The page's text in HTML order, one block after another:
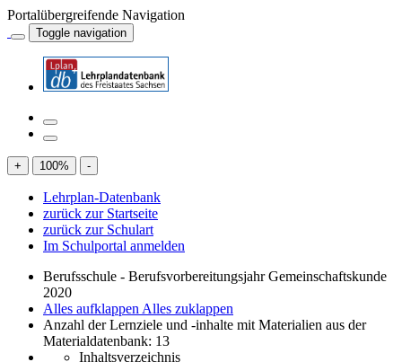
Portalübergreifende Navigation
Toggle navigation
+ 100% -
Lehrplan-Datenbank
zurück zur Startseite
zurück zur Schulart
Im Schulportal anmelden
Berufsschule - Berufsvorbereitungsjahr Gemeinschaftskunde
2020
Alles aufklappen Alles zuklappen
Anzahl der Lernziele und -inhalte mit Materialien aus der
Materialdatenbank: 13
Inhaltsverzeichnis